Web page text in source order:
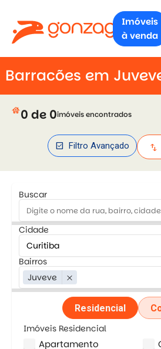
Imóveis
à venda
Barracões em
house0 de 0imóveis encontrados
check_box Filtro Avançado swap_vert
Buscar
Cidade
Bairros
Juveve
close
Residencial
Imóveis Residencial
Apartamento